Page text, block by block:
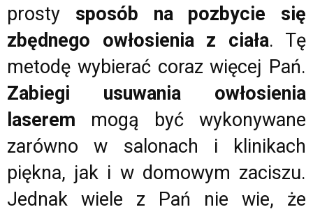
prosty sposób na pozbycie się
zbędnego owłosienia z ciała. Tę
metodę wybierać coraz więcej Pań.
Zabiegi usuwania owłosienia
laserem mogą być wykonywane
zarówno w salonach i klinikach
piękna, jak i w domowym zaciszu.
Jednak wiele z Pań nie wie, że